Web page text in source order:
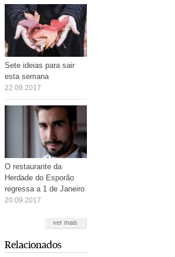
Sete ideias para sair
esta semana
22.09.2017
O restaurante da
Herdade do Esporão
regressa a 1 de Janeiro
20.09.2017
ver mais
Relacionados